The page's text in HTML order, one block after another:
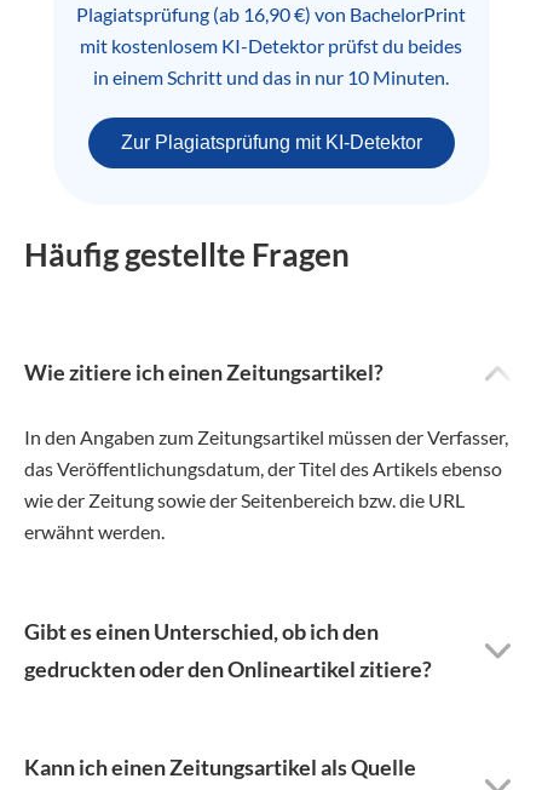
Plagiatsprüfung (ab 16,90 €) von BachelorPrint
mit kostenlosem KI-Detektor prüfst du beides
in einem Schritt und das in nur 10 Minuten.
Zur Plagiatsprüfung mit KI-Detektor
Häufig gestellte Fragen
Wie zitiere ich einen Zeitungsartikel?
In den Angaben zum Zeitungsartikel müssen der Verfasser,
das Veröffentlichungsdatum, der Titel des Artikels ebenso
wie der Zeitung sowie der Seitenbereich bzw. die URL
erwähnt werden.
Gibt es einen Unterschied, ob ich den
gedruckten oder den Onlineartikel zitiere?
Kann ich einen Zeitungsartikel als Quelle